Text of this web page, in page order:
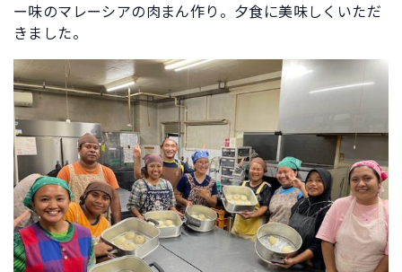
ー味のマレーシアの肉まん作り。夕食に美味しくいただ
きました。